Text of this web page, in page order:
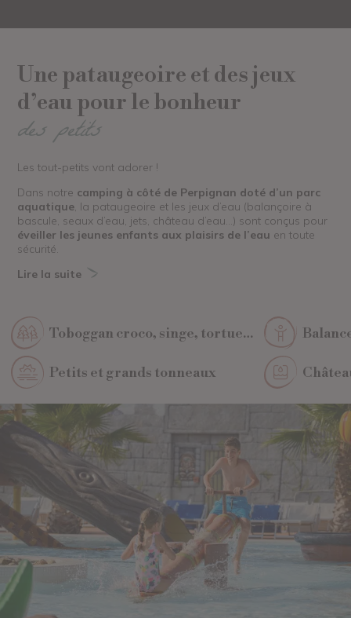
Une pataugeoire et des jeux
d’eau pour le bonheur
des petits
Les tout-petits vont adorer !
Dans notre camping à côté de Perpignan doté d’un parc
aquatique , la pataugeoire et les jeux d’eau (balançoire à
bascule, seaux d’eau, jets, château d’eau…) sont conçus pour
éveiller les jeunes enfants aux plaisirs de l’eau en toute
sécurité.
Lire la suite
Toboggan croco, singe, tortue…
Petits et grands tonneaux